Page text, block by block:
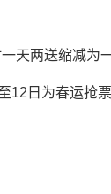
天两送缩减为
12日为春运抢